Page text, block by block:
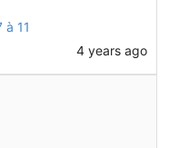
11
4 years ago